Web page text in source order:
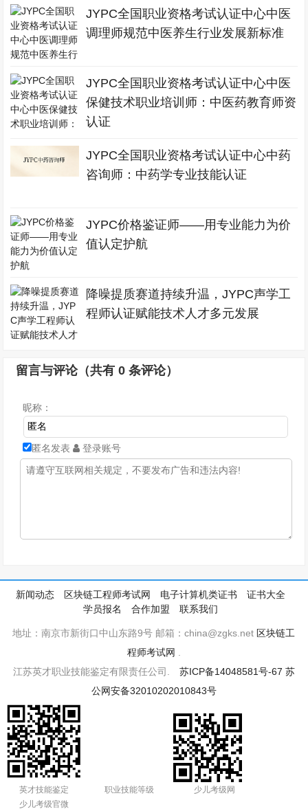
JYPC全国职业资格考试认证中心中医
调理师规范中医养生行业发展新标准
JYPC全国职业资格考试认证中心中医
保健技术职业培训师：中医药教育师资
认证
JYPC全国职业资格考试认证中心中药
咨询师：中药学专业技能认证
JYPC价格鉴证师——用专业能力为价
值认定护航
降噪提质赛道持续升温，JYPC声学工
程师认证赋能技术人才多元发展
留言与评论（共有0 条评论）
昵称：
匿名发表 登录账号
新闻动态 区块链工程师考试网 电子计算机类证书
证书大全
学员报名
合作加盟 联系我们
地址：南京市新街口中山东路9号 邮箱：china@zgks.net 区块链工
程师考试网
江苏英才职业技能鉴定有限责任公司. 苏ICP备14048581号-67 苏
公网安备32010202010843号
英才技能鉴定 职业技能等级
少儿考级网
少儿考级官微